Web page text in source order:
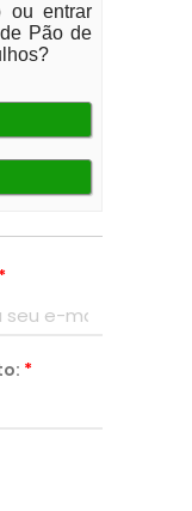
ou entrar
Pão de
*
*